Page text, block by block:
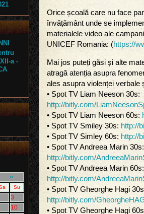
Orice școală care nu face
învățământ unde se
materialele video ale
UNICEF Romania: (https://
Mai jos puteți găsi și alte
atragă atenția asupra
ales asupra violenței verbale
• Spot TV Liam Neeson 30s:
http://bitly.com/
• Spot TV Liam Neeson 60s:
• Spot TV Smiley 30s: http://
• Spot TV Simley 60s: http://
• Spot TV Andreea Marin 30s:
http://bitly.com/
• Spot TV Andreea Marin 60s:
http://bitly.com/
• Spot TV Gheorghe Hagi
http://bitly.com/
• Spot TV Gheorghe Hagi
a -
»
Su
3
10